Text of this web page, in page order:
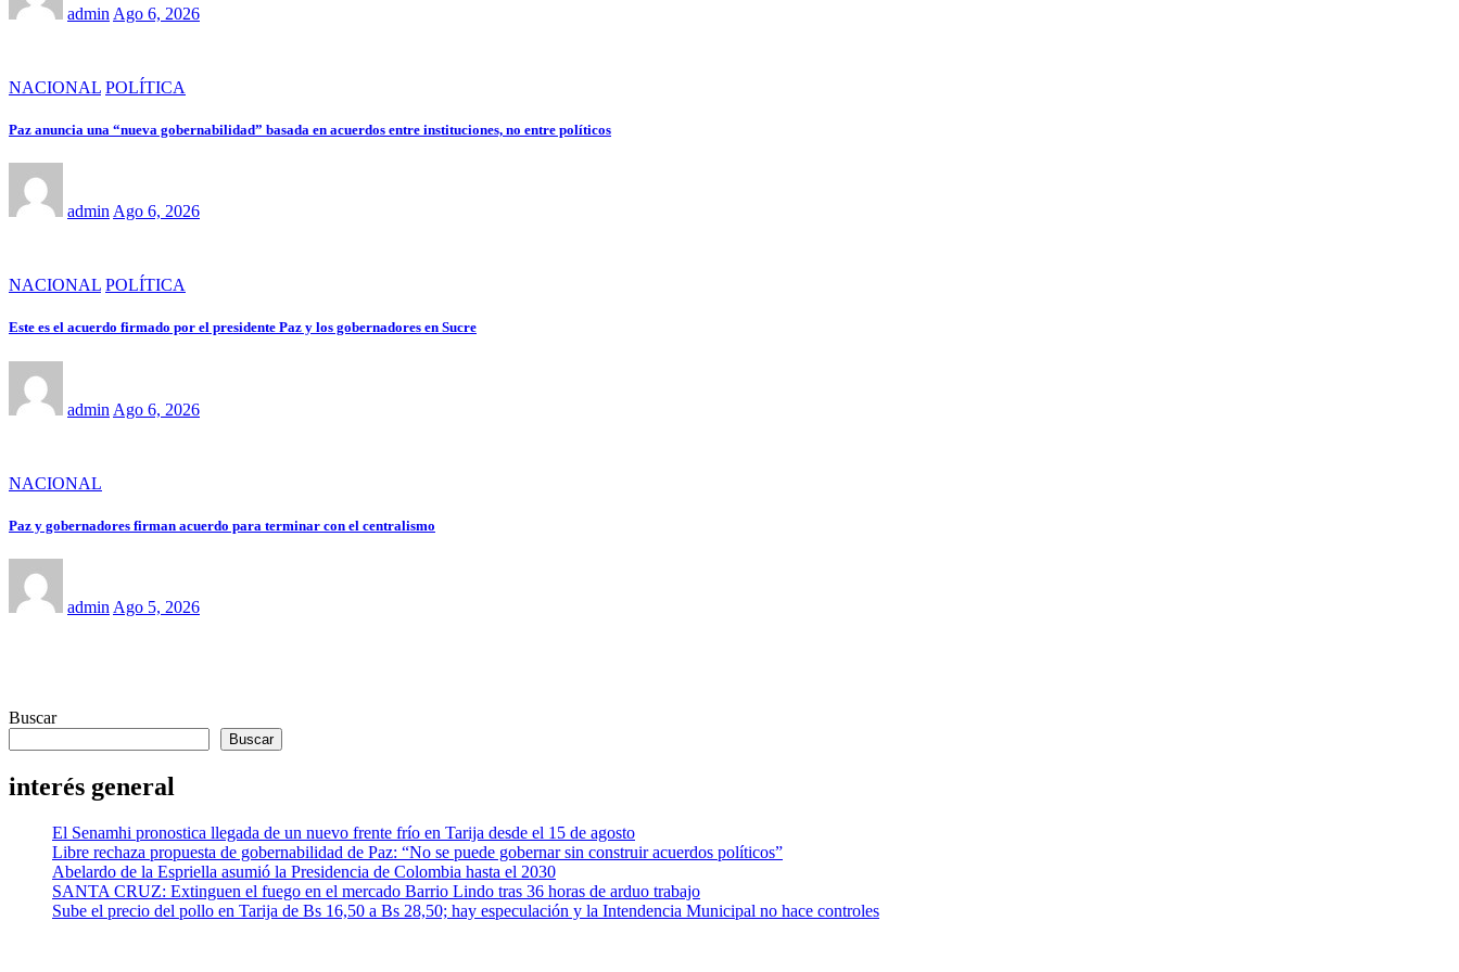
admin Ago 6, 2026
NACIONAL POLÍTICA
Paz anuncia una “nueva gobernabilidad” basada en acuerdos entre instituciones, no entre políticos
admin Ago 6, 2026
NACIONAL POLÍTICA
Este es el acuerdo firmado por el presidente Paz y los gobernadores en Sucre
admin Ago 6, 2026
NACIONAL
Paz y gobernadores firman acuerdo para terminar con el centralismo
admin Ago 5, 2026
Buscar
Buscar
interés general
El Senamhi pronostica llegada de un nuevo frente frío en Tarija desde el 15 de agosto
Libre rechaza propuesta de gobernabilidad de Paz: “No se puede gobernar sin construir acuerdos políticos”
Abelardo de la Espriella asumió la Presidencia de Colombia hasta el 2030
SANTA CRUZ: Extinguen el fuego en el mercado Barrio Lindo tras 36 horas de arduo trabajo
Sube el precio del pollo en Tarija de Bs 16,50 a Bs 28,50; hay especulación y la Intendencia Municipal no hace controles